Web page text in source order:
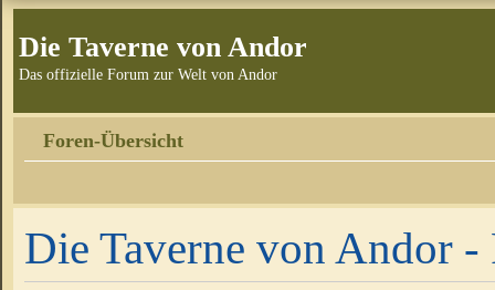
Die Taverne von Andor
Das offizielle Forum zur Welt von Andor
Foren-Übersicht
Die Taverne von Andor -